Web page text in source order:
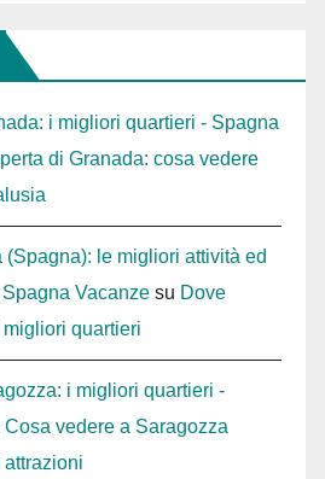
i migliori quartieri - Spagna
di Granada: cosa vedere
le migliori attività ed
Vacanze su Dove
quartieri
i migliori quartieri -
Cosa vedere a Saragozza